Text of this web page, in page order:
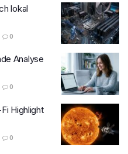
lokal
0
Analyse
0
Highlight
0